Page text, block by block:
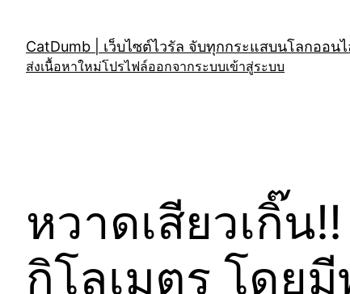
content
CatDumb | เว็บไซต์ไวรัล จับทุกกระแสบนโลกออน
ส่งเนื้อหาใหม่โปรไฟล์ออกจากระบบเข้าสู่ระบบ
หวาดเสียวเกิ๊น
กิโลเมตร โดย